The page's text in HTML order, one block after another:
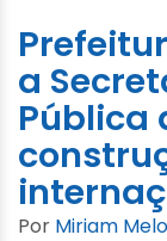
a
Pública
Por Miriam